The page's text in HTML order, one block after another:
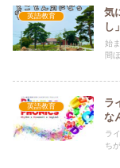
英語教育
気
し
始
間
英語教育
ラ
な
ライモ
ち